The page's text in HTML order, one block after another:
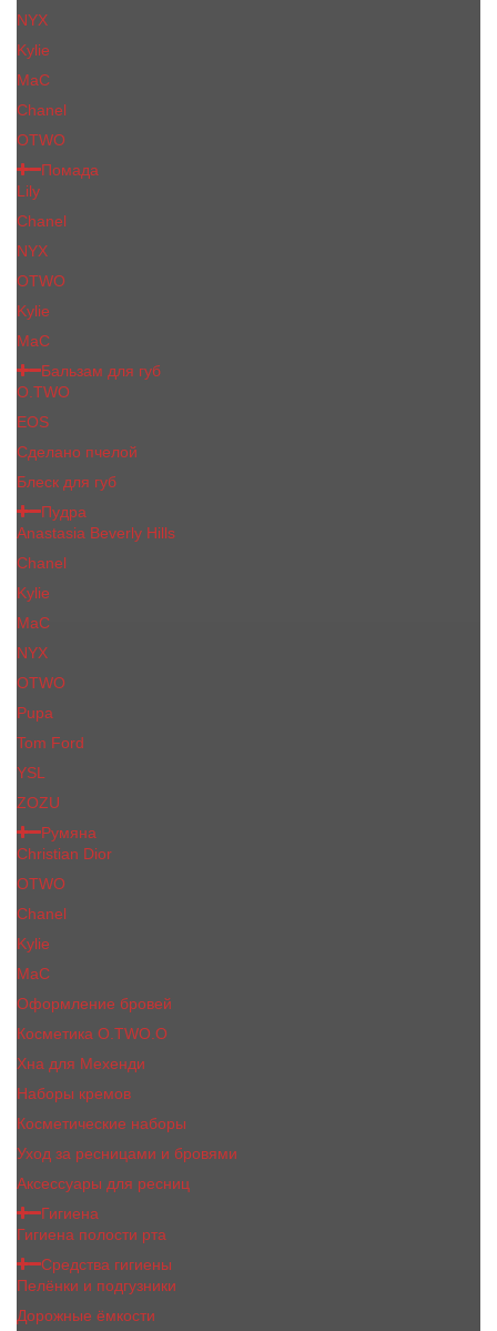
NYX
Kylie
MaC
Сhanеl
OTWO
Помада
Lily
Chanel
NYX
OTWO
Kylie
МаС
Бальзам для губ
O.TWO
EOS
Сделано пчелой
Блеск для губ
Пудра
Anastasia Beverly Hills
Chanel
Kylie
MaC
NYX
OTWO
Pupa
Tom Ford
YSL
ZOZU
Румяна
Christian Dior
OTWO
Сhanеl
Kylie
MaC
Оформление бровей
Косметика O.TWO.O
Хна для Мехенди
Наборы кремов
Косметические наборы
Уход за ресницами и бровями
Аксессуары для ресниц
Гигиена
Гигиена полости рта
Средства гигиены
Пелёнки и подгузники
Дорожные ёмкости